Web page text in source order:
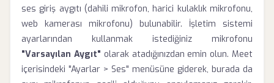
ses giriş aygıtı (dahili mikrofon, harici kulaklık mikrofonu,
web kamerası mikrofonu) bulunabilir. İşletim sistemi
ayarlarından kullanmak istediğiniz mikrofonu
"Varsayılan Aygıt" olarak atadığınızdan emin olun. Meet
içerisindeki "Ayarlar > Ses" menüsüne giderek, burada da